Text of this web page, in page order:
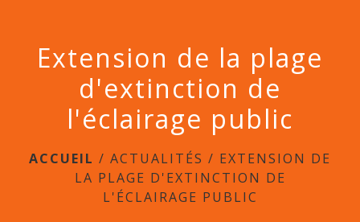
Extension de la plage
d'extinction de
l'éclairage public
ACCUEIL / ACTUALITÉS / EXTENSION DE
LA PLAGE D'EXTINCTION DE
L'ÉCLAIRAGE PUBLIC